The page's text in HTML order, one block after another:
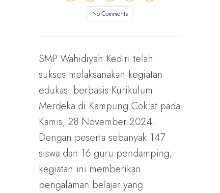
No Comments
SMP Wahidiyah Kediri telah
sukses melaksanakan kegiatan
edukasi berbasis Kurikulum
Merdeka di Kampung Coklat pada
Kamis, 28 November 2024.
Dengan peserta sebanyak 147
siswa dan 16 guru pendamping,
kegiatan ini memberikan
pengalaman belajar yang